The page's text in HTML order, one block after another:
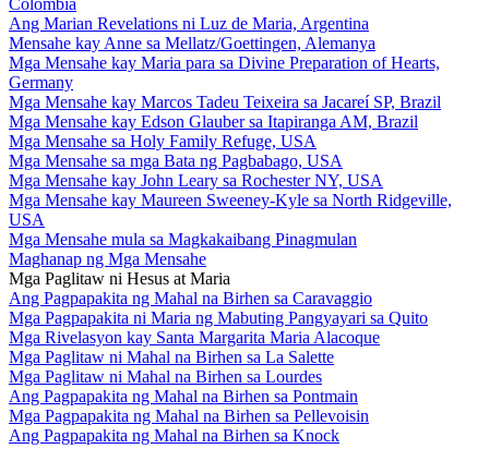
Ang Marian Revelations ni Luz de Maria, Argentina
Mensahe kay Anne sa Mellatz/Goettingen, Alemanya
Mga Mensahe kay Maria para sa Divine Preparation of Hearts,
Germany
Mga Mensahe kay Marcos Tadeu Teixeira sa Jacareí SP, Brazil
Mga Mensahe kay Edson Glauber sa Itapiranga AM, Brazil
Mga Mensahe sa Holy Family Refuge, USA
Mga Mensahe sa mga Bata ng Pagbabago, USA
Mga Mensahe kay John Leary sa Rochester NY, USA
Mga Mensahe kay Maureen Sweeney-Kyle sa North Ridgeville,
USA
Mga Mensahe mula sa Magkakaibang Pinagmulan
Maghanap ng Mga Mensahe
Mga Paglitaw ni Hesus at Maria
Ang Pagpapakita ng Mahal na Birhen sa Caravaggio
Mga Pagpapakita ni Maria ng Mabuting Pangyayari sa Quito
Mga Rivelasyon kay Santa Margarita Maria Alacoque
Mga Paglitaw ni Mahal na Birhen sa La Salette
Mga Paglitaw ni Mahal na Birhen sa Lourdes
Ang Pagpapakita ng Mahal na Birhen sa Pontmain
Mga Pagpapakita ng Mahal na Birhen sa Pellevoisin
Ang Pagpapakita ng Mahal na Birhen sa Knock